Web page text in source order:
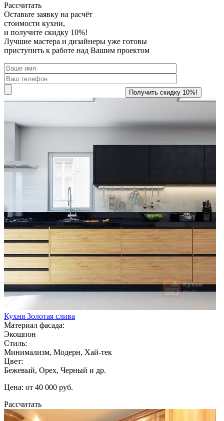
Рассчитать
Оставьте заявку на расчёт
стоимости кухни,
и получите скидку 10%!
Лучшие мастера и дизайнеры уже готовы
приступить к работе над Вашим проектом
Кухня Золотая слива
Материал фасада:
Экошпон
Стиль:
Минимализм, Модерн, Хай-тек
Цвет:
Бежевый, Орех, Черный и др.
Цена: от 40 000 руб.
Рассчитать